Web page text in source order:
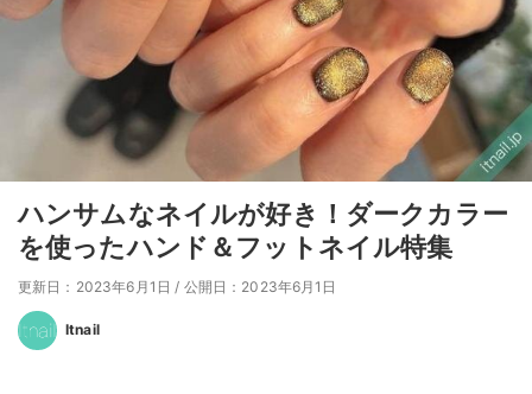
ハンサムなネイルが好き！ダークカラー
を使ったハンド＆フットネイル特集
更新日：2023年6月1日 / 公開日：2023年6月1日
Itnail